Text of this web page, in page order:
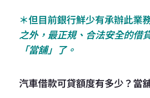
＊但目前銀行鮮少有承辦此業
之外，最正規、合法安全的借
「當舖」了。
汽車借款可貸額度有多少？當